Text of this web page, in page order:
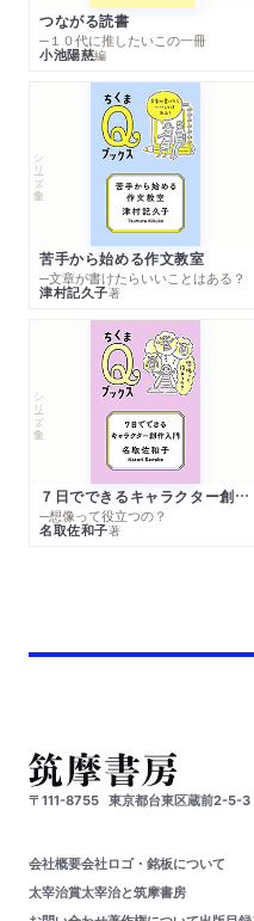
つながる読書
─１０代に推したいこの一冊
小池陽慈編
シリーズ・全集
苦手から始める作文教室
─文章が書けたらいいことはある？
津村記久子著
シリーズ・全集
７日でできるキャラクター創作入門
─想像って役立つの？
名取佐和子著
〒111-8755 東京都台東区蔵前2-5-3
会社概要会社ロゴ・銘板について
太宰治賞太宰治と筑摩書房